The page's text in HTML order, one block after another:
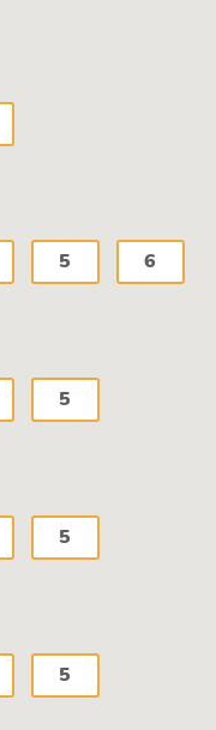
5 6
5
5
5